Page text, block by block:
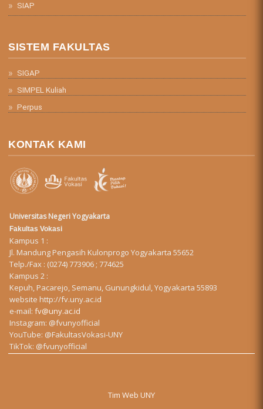
SIAP
SISTEM FAKULTAS
SIGAP
SIMPEL Kuliah
Perpus
KONTAK KAMI
Universitas Negeri Yogyakarta
Fakultas Vokasi
Kampus 1 :
Jl. Mandung Pengasih Kulonprogo Yogyakarta 55652
Telp./Fax : (0274) 773906 ; 774625
Kampus 2 :
Kepuh, Pacarejo, Semanu, Gunungkidul, Yogyakarta 55893
website http://fv.uny.ac.id
e-mail:fv@uny.ac.id
Instagram: @fvunyofficial
YouTube: @FakultasVokasi-UNY
TikTok: @fvunyofficial
Tim Web UNY